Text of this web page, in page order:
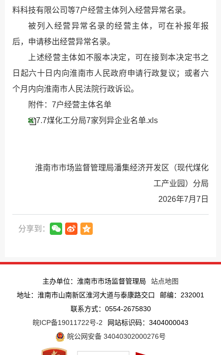
料科技有限公司等7户经营主体列入经营异常名录。
被列入经营异常名录的经营主体，可在补报年报
后，申请移出经营异常名录。
上述经营主体如不服本决定，可在接到本决定书之
日起六十日内向淮南市人民政府申请行政复议；或者六
个月内向淮南市人民法院行政诉讼。
附件：7户经营主体名单
7.7煤化工分局7家列异企业名单.xls
淮南市市场监督管理局潘集经济开发区（现代煤化
工产业园）分局
2026年7月7日
分享到：
主办单位：淮南市市场监督管理局
站点地图
地址：淮南市山南新区淮河大道与泰康路交口
邮编：232001
联系方式：0554-2675830
皖ICP备19011722号-2
网站标识码：3404000043
皖公网安备 34040302000276号